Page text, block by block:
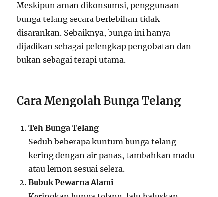
Meskipun aman dikonsumsi, penggunaan
bunga telang secara berlebihan tidak
disarankan. Sebaiknya, bunga ini hanya
dijadikan sebagai pelengkap pengobatan dan
bukan sebagai terapi utama.
Cara Mengolah Bunga Telang
Teh Bunga Telang
Seduh beberapa kuntum bunga telang
kering dengan air panas, tambahkan madu
atau lemon sesuai selera.
Bubuk Pewarna Alami